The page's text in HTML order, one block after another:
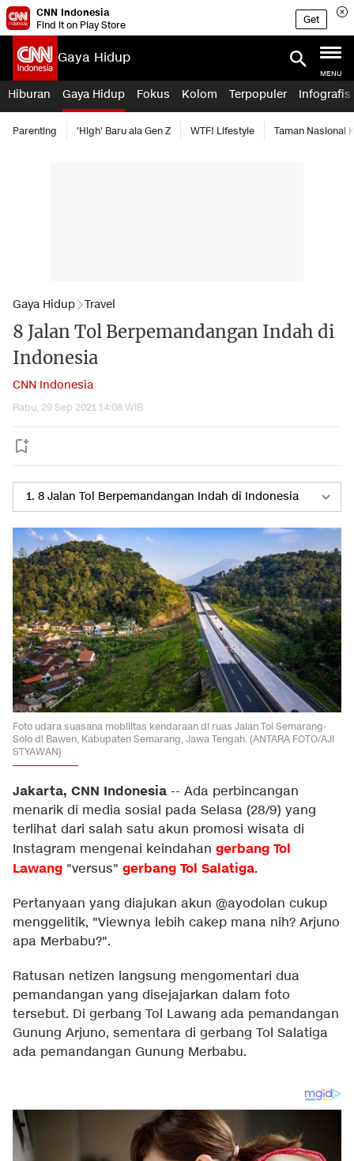
CNN Indonesia
Find it on Play Store
Get
Gaya Hidup
MENU
Hiburan Gaya Hidup Fokus Kolom Terpopuler Infografis
Parenting 'High' Baru ala Gen Z WTF! Lifestyle Taman Nasional
Gaya Hidup Travel
8 Jalan Tol Berpemandangan Indah di
Indonesia
CNN Indonesia
Rabu, 29 Sep 2021 14:08 WIB
Foto udara suasana mobilitas kendaraan di ruas Jalan Tol Semarang-
Solo di Bawen, Kabupaten Semarang, Jawa Tengah. (ANTARA FOTO/AJI
STYAWAN)
Jakarta, CNN Indonesia -- Ada perbincangan
menarik di media sosial pada Selasa (28/9) yang
terlihat dari salah satu akun promosi wisata di
Instagram mengenai keindahan gerbang Tol
Lawang "versus" gerbang Tol Salatiga.
Pertanyaan yang diajukan akun @ayodolan cukup
menggelitik, "Viewnya lebih cakep mana nih? Arjuno
apa Merbabu?".
Ratusan netizen langsung mengomentari dua
pemandangan yang disejajarkan dalam foto
tersebut. Di gerbang Tol Lawang ada pemandangan
Gunung Arjuno, sementara di gerbang Tol Salatiga
ada pemandangan Gunung Merbabu.